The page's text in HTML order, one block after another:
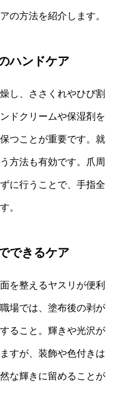
の方法を紹介します。
ハンドケア
し、ささくれやひび割
ドクリームや保湿剤を
つことが重要です。就
方法も有効です。爪周
に行うことで、手指全
。
できるケア
を整えるヤスリが便利
場では、塗布後の剥が
ること。輝きや光沢が
すが、装飾や色付きは
な輝きに留めることが